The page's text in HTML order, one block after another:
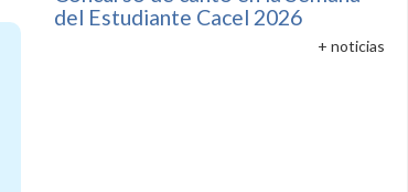
del Estudiante Cacel 2026
+ noticias